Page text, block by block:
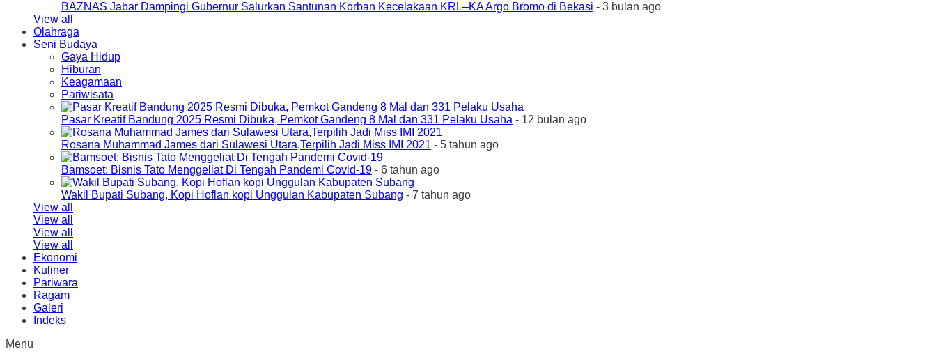
BAZNAS Jabar Dampingi Gubernur Salurkan Santunan Korban Kecelakaan KRL–KA Argo Bromo di Bekasi - 3 bulan ago
View all
Olahraga
Seni Budaya
Gaya Hidup
Hiburan
Keagamaan
Pariwisata
Pasar Kreatif Bandung 2025 Resmi Dibuka, Pemkot Gandeng 8 Mal dan 331 Pelaku Usaha - 12 bulan ago
Rosana Muhammad James dari Sulawesi Utara,Terpilih Jadi Miss IMI 2021 - 5 tahun ago
Bamsoet: Bisnis Tato Menggeliat Di Tengah Pandemi Covid-19 - 6 tahun ago
Wakil Bupati Subang, Kopi Hoflan kopi Unggulan Kabupaten Subang - 7 tahun ago
View all
View all
View all
View all
Ekonomi
Kuliner
Pariwara
Ragam
Galeri
Indeks
Menu